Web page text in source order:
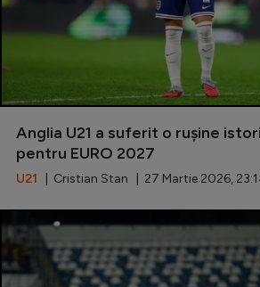
Ligue 1
Campionate
Starurile fotbalului
EURO 2024
Stranieri
Clasamente
Anglia U21 a suferit o rușine
pentru EURO 2027
U21 | Cristian Stan | 27 Martie 2026,